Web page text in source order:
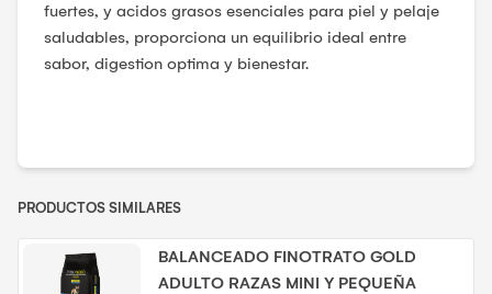
fuertes, y acidos grasos esenciales para piel y pelaje
saludables, proporciona un equilibrio ideal entre
sabor, digestion optima y bienestar.
PRODUCTOS SIMILARES
BALANCEADO FINOTRATO GOLD
ADULTO RAZAS MINI Y PEQUEÑA